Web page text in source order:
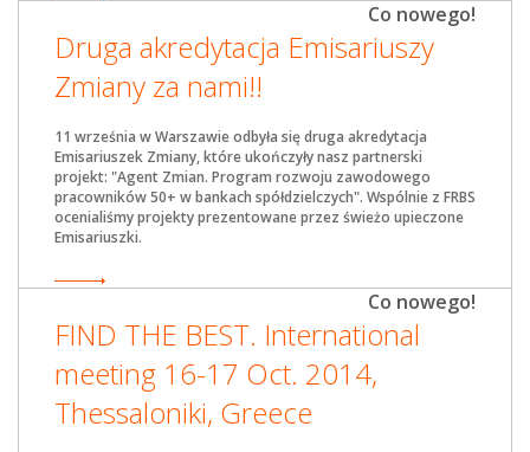
Co nowego!
Druga akredytacja Emisariuszy
Zmiany za nami!!
11 września w Warszawie odbyła się druga akredytacja
Emisariuszek Zmiany, które ukończyły nasz partnerski
projekt: "Agent Zmian. Program rozwoju zawodowego
pracowników 50+ w bankach spółdzielczych". Wspólnie z FRBS
ocenialiśmy projekty prezentowane przez świeżo upieczone
Emisariuszki.
Co nowego!
FIND THE BEST. International
meeting 16-17 Oct. 2014,
Thessaloniki, Greece